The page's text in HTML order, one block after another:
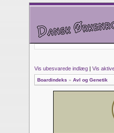
Vis ubesvarede indlæg | Vis
Boardindeks » Avl og Genetik